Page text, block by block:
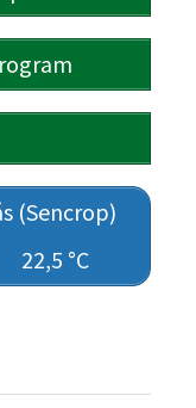
(Sencrop)
22,5 °C